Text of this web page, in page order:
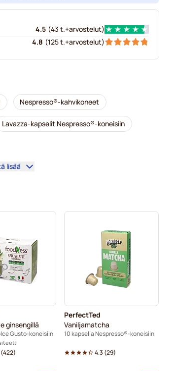
4.5 (43 t.+arvostelut)
4.8 (125 t.+arvostelut)
Nespresso®-kahvikoneet
Lavazza-kapselit Nespresso®-koneisiin
lisää
ginsengillä
Gusto-koneisiin
(422)
PerfectTed
Vaniljamatcha
10 kapselia Nespresso®-koneisiin
4.3 (29)